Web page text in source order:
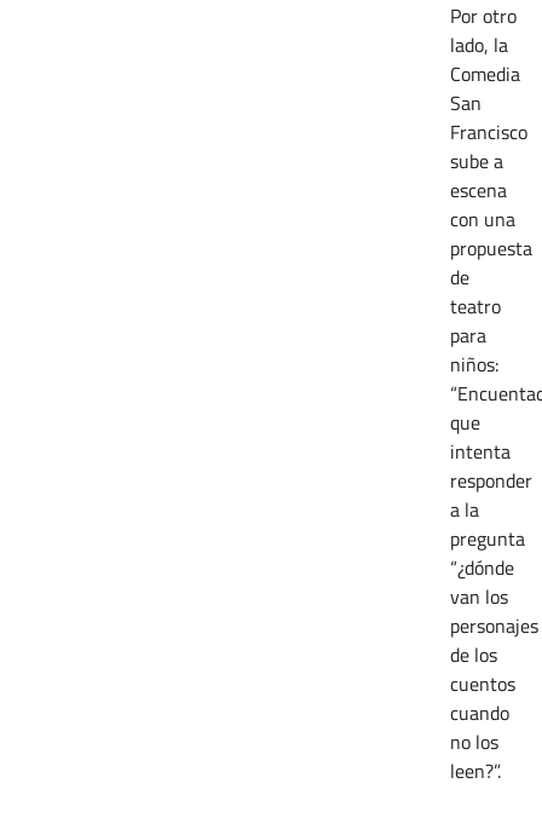
Por otro
lado, la
Comedia
San
Francisco
sube a
escena
con una
propuesta
de
teatro
para
niños:
que
intenta
responder
a la
pregunta
“¿dónde
van los
personajes
de los
cuentos
cuando
no los
leen?”.